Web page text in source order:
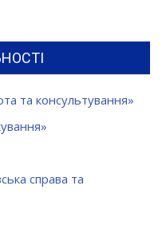
та консультування»
справа та